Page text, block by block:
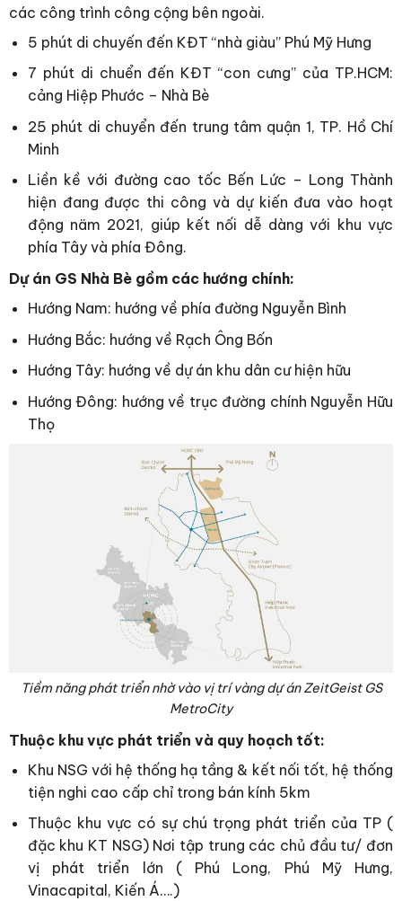
các công trình công cộng bên ngoài.
5 phút di chuyến đến KĐT “nhà giàu” Phú Mỹ Hưng
7 phút di chuển đến KĐT “con cưng” của TP.HCM:
cảng Hiệp Phước – Nhà Bè
25 phút di chuyển đến trung tâm quận 1, TP. Hồ Chí
Minh
Liền kề với đường cao tốc Bến Lức – Long Thành
hiện đang được thi công và dự kiến đưa vào hoạt
động näm 2021, giúp kết nối dễ dàng với khu vực
phía Tây và phía Đông.
Dự án GS Nhà Bè gồm các hướng chính:
Hướng Nam: hướng về phía đường Nguyễn Bình
Hướng Bắc: hướng về Rạch Ông Bốn
Hướng Tây: hướng về dự án khu dân cư hiện hữu
Hướng Đông: hướng về trục đường chính Nguyễn Hữu
Thọ
Tiềm năng phát triển nhờ vào vị trí vàng dự án ZeitGeist GS
MetroCity
Thuộc khu vực phát triển và quy hoạch tốt:
Khu NSG với hệ thống hạ tầng & kết nối tốt, hệ thống
tiện nghi cao cấp chỉ trong bán kính 5km
Thuộc khu vực có sự chú trọng phát triển của TP (
đặc khu KT NSG) Nơi tập trung các chủ đầu tư/ đơn
vị phát triển lớn ( Phú Long, Phú Mỹ Hưng,
Vinacapital, Kiến Á….)